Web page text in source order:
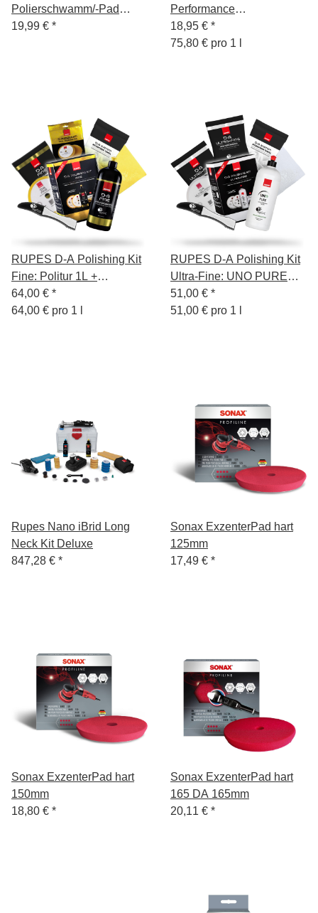
Polierschwamm/-Pad
Wolle Medium Gelb
19,99 € *
Performance
Feinschleifpolitur 250ml
18,95 € *
75,80 € pro 1 l
RUPES D-A Polishing Kit
Fine: Politur 1L +
Polierschwamm Fein
130/150mm + Wolle-
64,00 € *
64,00 € pro 1 l
RUPES D-A Polishing Kit
Ultra-Fine: UNO PURE
Politur 1L + 2x
Polierschwamm Ultra-Fein
51,00 € *
51,00 € pro 1 l
Rupes Nano iBrid Long
Neck Kit Deluxe
847,28 € *
Sonax ExzenterPad hart
125mm
17,49 € *
Sonax ExzenterPad hart
150mm
18,80 € *
Sonax ExzenterPad hart
165 DA 165mm
20,11 € *